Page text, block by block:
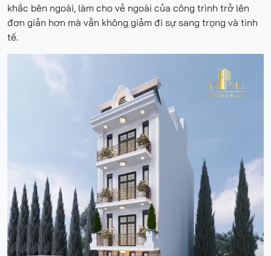
khắc bên ngoài, làm cho vẻ ngoài của công trình trở lên
đơn giản hơn mà vẫn không giảm đi sự sang trọng và tinh
tế.